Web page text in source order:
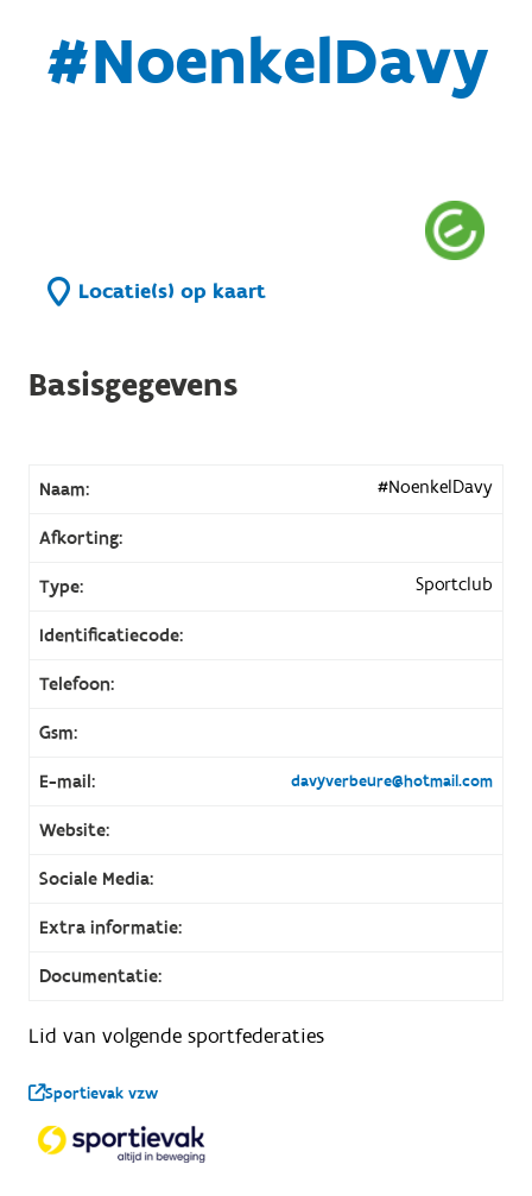
#NoenkelDavy
Locatie(s) op kaart
Basisgegevens
Naam: #NoenkelDavy
Afkorting:
Type: Sportclub
Identificatiecode:
Telefoon:
Gsm:
E-mail: davyverbeure@hotmail.com
Website:
Sociale Media:
Extra informatie:
Documentatie:
Lid van volgende sportfederaties
Sportievak vzw